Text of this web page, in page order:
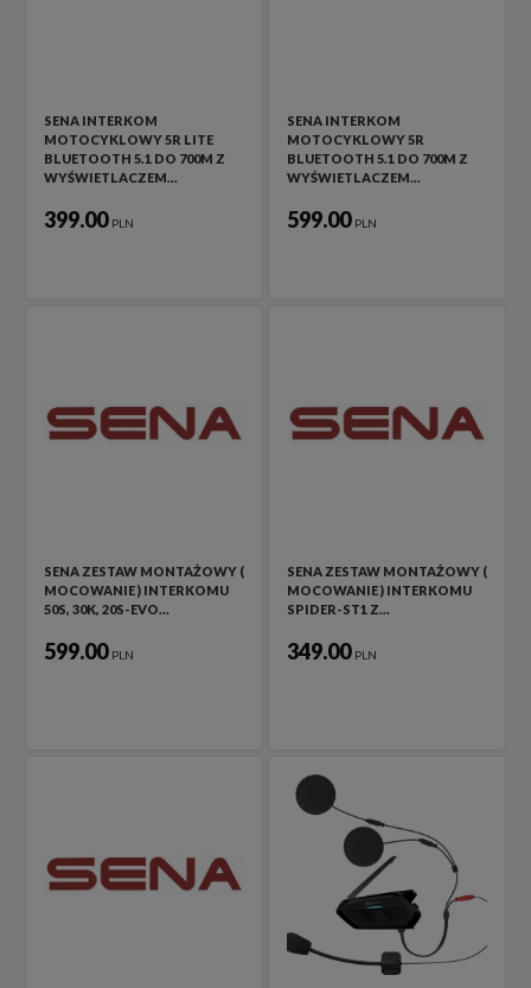
SENA INTERKOM
MOTOCYKLOWY 5R LITE
BLUETOOTH 5.1 DO 700M Z
WYŚWIETLACZEM…
399.00 PLN
SENA INTERKOM
MOTOCYKLOWY 5R
BLUETOOTH 5.1 DO 700M Z
WYŚWIETLACZEM…
599.00 PLN
SENA ZESTAW MONTAŻOWY (
MOCOWANIE ) INTERKOMU
50S, 30K, 20S-EVO…
599.00 PLN
SENA ZESTAW MONTAŻOWY (
MOCOWANIE ) INTERKOMU
SPIDER-ST1 Z…
349.00 PLN